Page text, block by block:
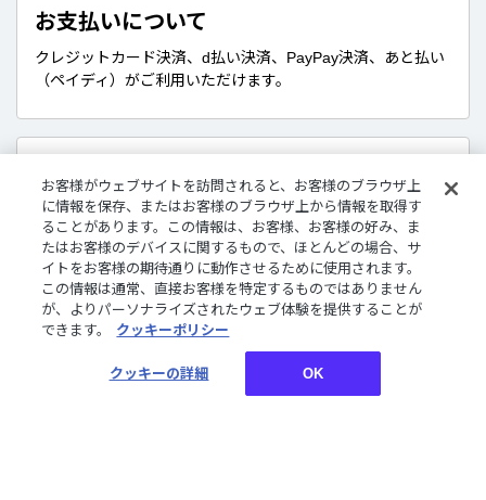
お支払いについて
クレジットカード決済、d払い決済、PayPay決済、あと払い
（ペイディ）がご利用いただけます。
販売商品について
デジタルグッズはダウンロード商品です。
さまざまな企画やコンセプトに沿ったライバーたちのボイ
ス、特典壁紙をご購入いただけます。
お買い物についてご案内しております。詳しくはご利用ガ
イドをご確認ください。
お客様がウェブサイトを訪問されると、お客様のブラウザ上
に情報を保存、またはお客様のブラウザ上から情報を取得す
ることがあります。この情報は、お客様、お客様の好み、ま
たはお客様のデバイスに関するもので、ほとんどの場合、サ
イトをお客様の期待通りに動作させるために使用されます。
この情報は通常、直接お客様を特定するものではありません
が、よりパーソナライズされたウェブ体験を提供することが
できます。
クッキーポリシー
クッキーの詳細 OK